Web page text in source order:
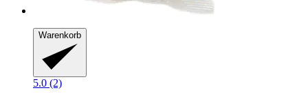
Warenkorb
5.0 (2)